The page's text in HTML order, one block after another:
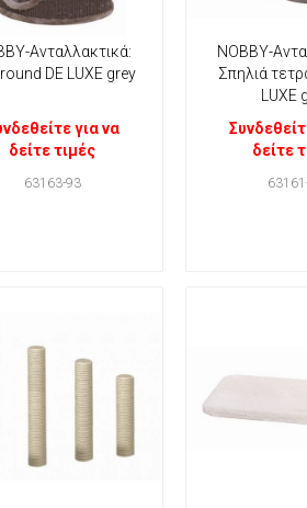
Ανταλλακτικά:
DE LUXE grey
για να
δείτε τιμές
63163-93
ΝΟΒΒΥ-
Σπηλιά
LUXE
δείτε